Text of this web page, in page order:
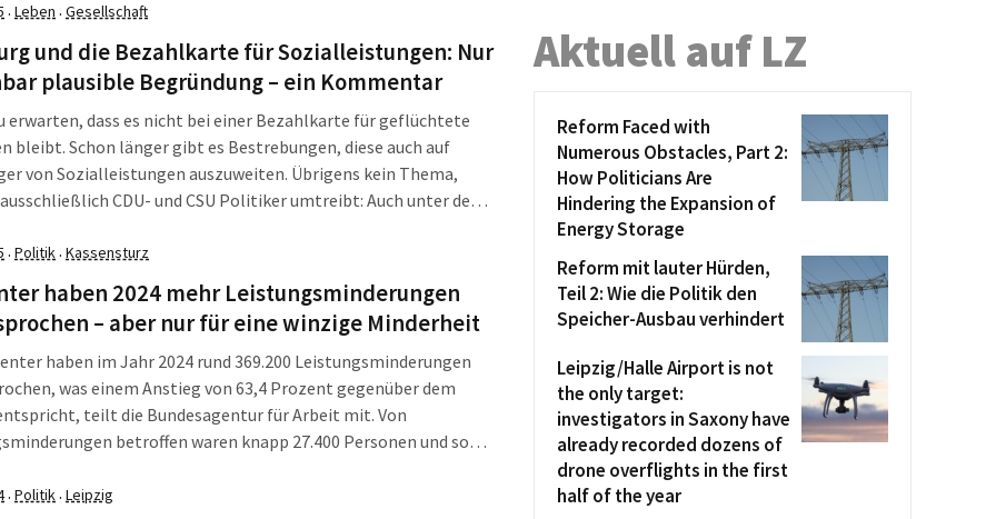
· Leben · Gesellschaft
und die Bezahlkarte für Sozialleistungen: Nur
plausible Begründung – ein Kommentar
erwarten, dass es nicht bei einer Bezahlkarte für geflüchtete
bleibt. Schon länger gibt es Bestrebungen, diese auch auf
von Sozialleistungen auszuweiten. Übrigens kein Thema,
CDU- und CSU Politiker umtreibt: Auch unter dem
Die derzeitige Diskussion um Bürokratieabbau und […]
· Politik· Kassensturz
haben 2024 mehr Leistungsminderungen
– aber nur für eine winzige Minderheit
haben im Jahr 2024 rund 369.200 Leistungsminderungen
was einem Anstieg von 63,4 Prozent gegenüber dem
teilt die Bundesagentur für Arbeit mit. Von
betroffen waren knapp 27.400 Personen und somit
Kreis von Kundinnen und Kunden mit […]
· Politik· Leipzig
Aktuell auf LZ
Reform Faced with
Numerous Obstacles, Part 2:
How Politicians Are
Hindering the Expansion of
Energy Storage
Reform mit lauter Hürden,
Teil 2: Wie die Politik den
Speicher-Ausbau verhindert
Leipzig/Halle Airport is not
the only target:
investigators in Saxony have
already recorded dozens of
drone overflights in the first
half of the year